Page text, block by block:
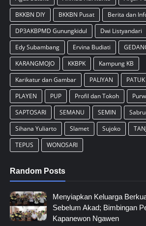
BKKBN DIY
BKKBN Pusat
Berita dan
DP3AKBPMD Gunungkidul
Dwi Listyandari
Edy Subambang
Ervina Budiati
KARANGMOJO
KKBPK
Kampung KB
Karikatur dan Gambar
PALIYAN PATUK
PLAYEN
PUP Profil dan Tokoh
SAPTOSARI
SEMANU SEMIN
Sihana Yuliarto
Slamet Sujoko
TEPUS
WONOSARI
Random Posts
Menyiapkan Keluarga
Sebelum Akad; Bimbingan
Kapanewon Ngawen